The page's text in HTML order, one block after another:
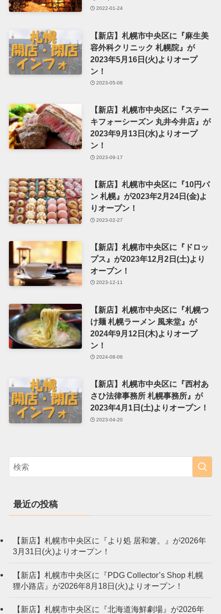
2022-01-24
【新店】札幌市中央区に『麻生美
容外科クリニック 札幌院』が
2023年5月16日(火)よりオープ
ン！
2023-05-06
【新店】札幌市中央区に『ステー
キフォーシーズン 丸井今井店』が
2023年9月13日(水)よりオープ
ン！
2023-09-17
【新店】札幌市中央区に『10円パ
ン 札幌』が2023年2月24日(金)よ
りオープン！
2023-02-27
【新店】札幌市中央区に『ドロッ
プス』が2023年12月2日(土)より
オープン！
2023-12-11
【新店】札幌市中央区に『札幌つ
け麺 札幌ラーメン 風来堂』が
2024年9月12日(木)よりオープ
ン！
2024-08-06
【新店】札幌市中央区に『西村あ
さひ法律事務所 札幌事務所』が
2023年4月1日(土)よりオープン！
2023-04-20
最近の投稿
【新店】札幌市中央区に『より処 居和箸。』が2026年
3月31日(火)よりオープン！
【新店】札幌市中央区に『PDG Collector’s Shop 札幌
狸小路店』が2026年8月18日(火)よりオープン！
【新店】札幌市中央区に『北海道海鮮劇場』が2026年